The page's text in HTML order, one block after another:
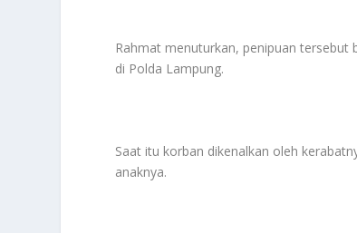
Rahmat menuturkan, penipuan
di Polda Lampung.
Saat itu korban dikenalkan oleh
anaknya.